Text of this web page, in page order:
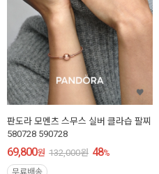
판도라 모멘츠 스무스 실버 클라습 팔찌
580728 590728
69,800원 132,000원 48%
무료배송